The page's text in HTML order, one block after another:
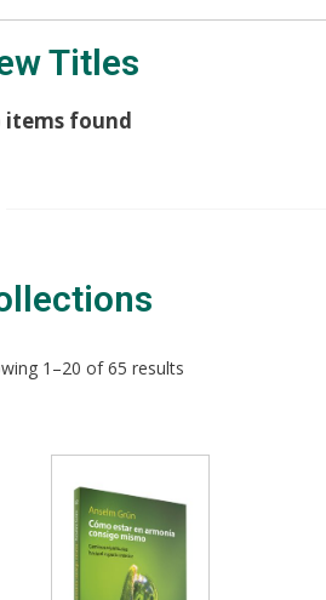
Titles
items found
1–20 of 65 results